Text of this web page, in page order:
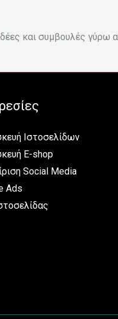
και συμβουλές γύρω
Ιστοσελίδων
E-shop
Social Media
Ads